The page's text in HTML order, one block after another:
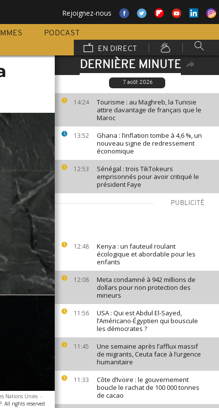
Rejoignez-nous
PODCAST
EN DIRECT
DERNIÈRE MINUTE
7 août 2026
14:24
Tourisme : au Maghreb, la Tunisie
attire davantage de français que le
Maroc
13:52
Ghana : l’inflation tombe à 4,6 %, un
nouveau signe de redressement
économique
12:53
Sénégal : trois TikTokeurs
emprisonnés pour avoir critiqué le
président Faye
PUBLICITÉ
12:48
Kenya : un fauteuil roulant
écologique et abordable pour les
enfants
12:08
Meta condamné à 942 millions de
dollars pour non protection des
mineurs
11:56
USA : Qui est Abdul El-Sayed,
l’Américano-Égyptien qui bouscule
les démocrates ?
11:45
Une semaine après l’afflux massif
de migrants, Ceuta face à l’urgence
humanitaire
11:33
Côte d’Ivoire : le gouvernement
boucle le rachat de 100 000 tonnes
de cacao
Nations Unies -
All rights reserved